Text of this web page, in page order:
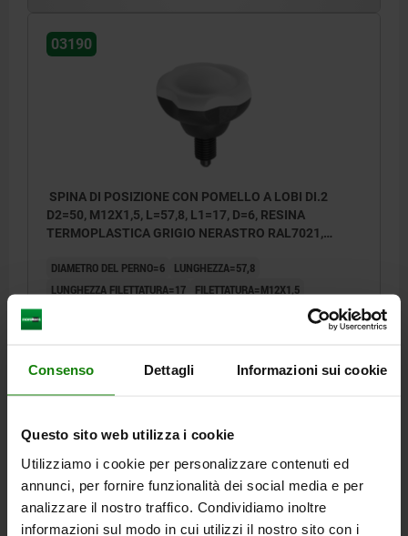
Consenso Dettagli Informazioni sui cookie
Questo sito web utilizza i cookie
Utilizziamo i cookie per personalizzare contenuti ed
annunci, per fornire funzionalità dei social media e per
analizzare il nostro traffico. Condividiamo inoltre
informazioni sul modo in cui utilizzi il nostro sito con i
03190
SPINA DI POSIZIONE CON POMELLO A LOBI DI.2
D2=50, M12X1,5, L=57,8, L1=17, D=6, RESINA
TERMOPLASTICA GRIGIO NERASTRO RAL7021,
COPERCHIO:GRIGIO RAL7035
DIAMETRO DEL PERNO=6
LUNGHEZZA=57,8
LUNGHEZZA FILETTATURA=17
FILETTATURA=M12X1,5
COLORE COPERCHIO =GRIGIO LUCE RAL 7035
H2=11,5
03190-12065
10,25 €
+ IVA
03190